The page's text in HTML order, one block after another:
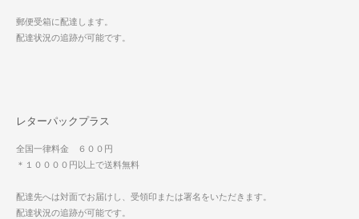
郵便受箱に配達します。
配達状況の追跡が可能です。
レターパックプラス
全国一律料金 ６００円
＊１００００円以上で送料無料
配達先へは対面でお届けし、受領印または署名をいただきます。
配達状況の追跡が可能です。